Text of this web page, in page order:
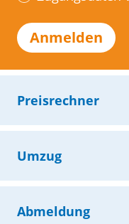
Anmelden
Preisrechner
Umzug
Abmeldung